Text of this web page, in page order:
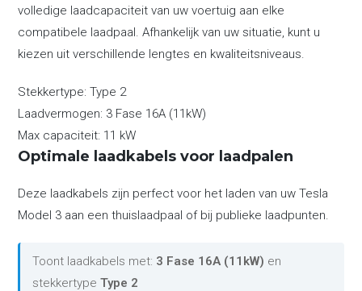
volledige laadcapaciteit van uw voertuig aan elke
compatibele laadpaal. Afhankelijk van uw situatie, kunt u
kiezen uit verschillende lengtes en kwaliteitsniveaus.
Stekkertype: Type 2
Laadvermogen: 3 Fase 16A (11kW)
Max capaciteit: 11 kW
Optimale laadkabels voor laadpalen
Deze laadkabels zijn perfect voor het laden van uw Tesla
Model 3 aan een thuislaadpaal of bij publieke laadpunten.
Toont laadkabels met: 3 Fase 16A (11kW) en
stekkertypeType 2